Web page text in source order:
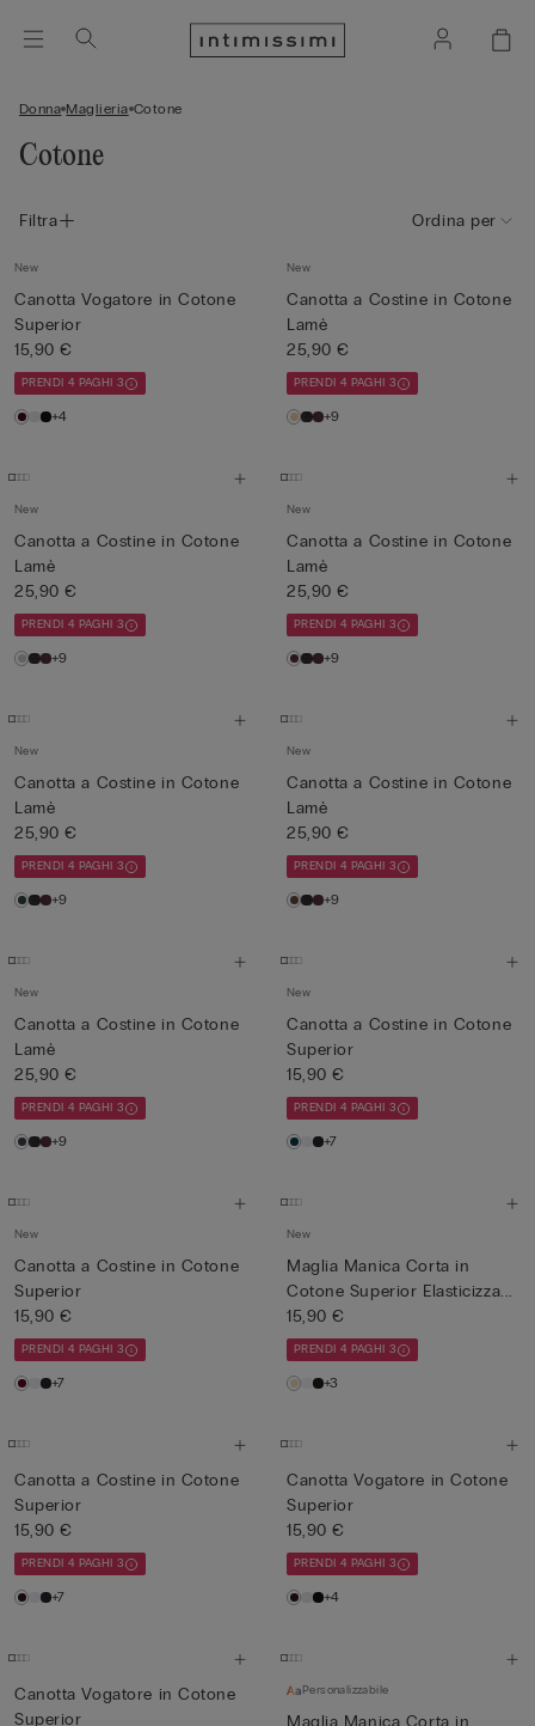
Donna Maglieria Cotone
Cotone
Filtra Ordina per
New
Canotta Vogatore in Cotone
Superior
15,90 €
PRENDI 4 PAGHI 3
+4
New
Canotta a Costine in Cotone
Lamè
25,90 €
PRENDI 4 PAGHI 3
+9
New
Canotta a Costine in Cotone
Lamè
25,90 €
PRENDI 4 PAGHI 3
+9
New
Canotta a Costine in Cotone
Lamè
25,90 €
PRENDI 4 PAGHI 3
+9
New
Canotta a Costine in Cotone
Lamè
25,90 €
PRENDI 4 PAGHI 3
+9
New
Canotta a Costine in Cotone
Lamè
25,90 €
PRENDI 4 PAGHI 3
+9
New
Canotta a Costine in Cotone
Lamè
25,90 €
PRENDI 4 PAGHI 3
+9
New
Canotta a Costine in Cotone
Superior
15,90 €
PRENDI 4 PAGHI 3
+7
New
Canotta a Costine in Cotone
Superior
15,90 €
PRENDI 4 PAGHI 3
+7
New
Maglia Manica Corta in
Cotone Superior Elasticizza...
15,90 €
PRENDI 4 PAGHI 3
+3
Canotta a Costine in Cotone
Superior
15,90 €
PRENDI 4 PAGHI 3
+7
Canotta Vogatore in Cotone
Superior
15,90 €
PRENDI 4 PAGHI 3
+4
Canotta Vogatore in Cotone
Superior
Personalizzabile
Maglia Manica Corta in